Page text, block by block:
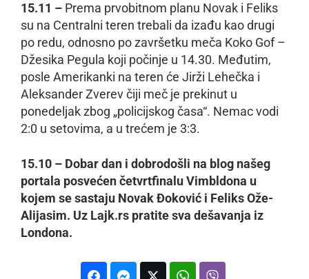
15.11 – Prema prvobitnom planu Novak i Feliks
su na Centralni teren trebali da izađu kao drugi
po redu, odnosno po završetku meča Koko Gof –
Džesika Pegula koji počinje u 14.30. Međutim,
posle Amerikanki na teren će Jirži Lehečka i
Aleksander Zverev čiji meč je prekinut u
ponedeljak zbog „policijskog časa“. Nemac vodi
2:0 u setovima, a u trećem je 3:3.
15.10 – Dobar dan i dobrodošli na blog našeg
portala posvećen četvrtfinalu Vimbldona u
kojem se sastaju Novak Đoković i Feliks Ože-
Alijasim. Uz Lajk.rs pratite sva dešavanja iz
Londona.